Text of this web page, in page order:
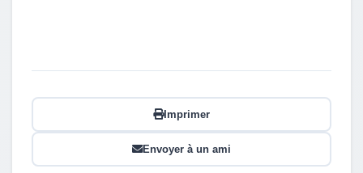
Imprimer
Envoyer à un ami